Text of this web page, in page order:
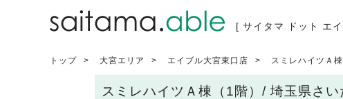
[ サイタマ ドット エ
トップ 大宮エリア エイブル大宮東口店 スミレハイツＡ棟
スミレハイツＡ棟（1階）/ 埼玉県さ